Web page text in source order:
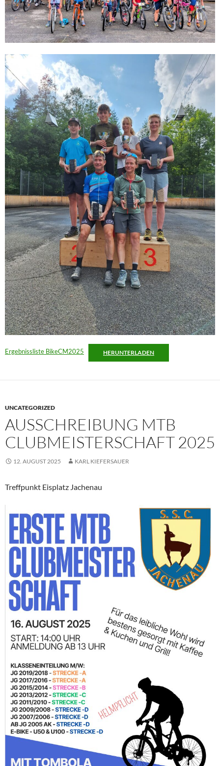
Ergebnissliste BikeCM2025 HERUNTERLADEN
UNCATEGORIZED
AUSSCHREIBUNG MTB
CLUBMEISTERSCHAFT 2025
12. AUGUST 2025 KARL KIEFERSAUER
Treffpunkt Eisplatz Jachenau